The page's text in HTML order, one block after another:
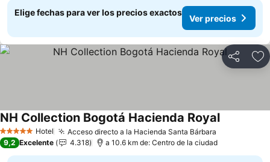
Elige fechas para ver los precios exactos
Ver precios
Compartir
5 Estrellas Hotel Acceso directo a la Hacienda Santa Bárbara
NH Collection Bogotá Hacienda RoyalVer
9,2 Excelente 4.318 a 10.6 km de: Centro de la ciudad